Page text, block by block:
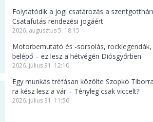
Folytatódik a jogi csatározás a
Csatafutás rendezési jogáért
2026. augusztus 5. 18:15
Motorbemutató és -sorsolás, rocklegendák,
belépő – ez lesz a hétvégén Diósgyőrben
2026. július 31. 12:10
Egy munkás tréfásan közölte Szopkó
ra kész lesz a vár – Tényleg csak viccelt?
2026. július 31. 11:56